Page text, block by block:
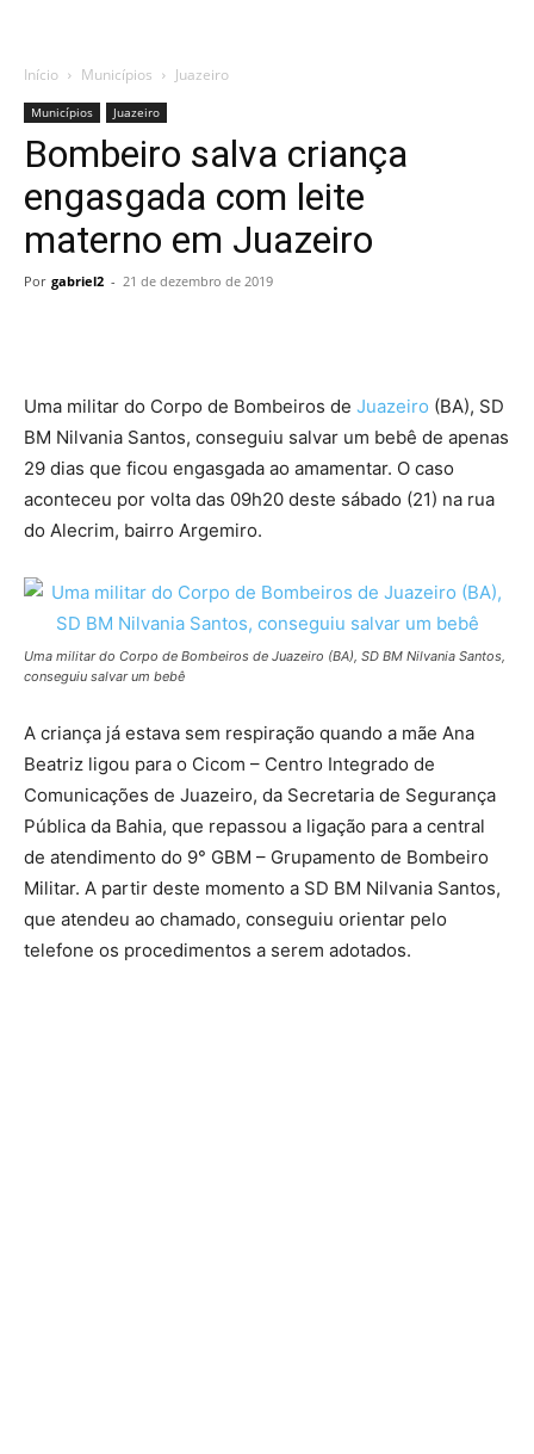
Início Municípios Juazeiro
Municípios Juazeiro
Bombeiro salva criança
engasgada com leite
materno em Juazeiro
Por gabriel2 - 21 de dezembro de 2019
Uma militar do Corpo de Bombeiros de Juazeiro (BA), SD
BM Nilvania Santos, conseguiu salvar um bebê de apenas
29 dias que ficou engasgada ao amamentar. O caso
aconteceu por volta das 09h20 deste sábado (21) na rua
do Alecrim, bairro Argemiro.
Uma militar do Corpo de Bombeiros de Juazeiro (BA), SD BM Nilvania Santos,
conseguiu salvar um bebê
A criança já estava sem respiração quando a mãe Ana
Beatriz ligou para o Cicom – Centro Integrado de
Comunicações de Juazeiro, da Secretaria de Segurança
Pública da Bahia, que repassou a ligação para a central
de atendimento do 9° GBM – Grupamento de Bombeiro
Militar. A partir deste momento a SD BM Nilvania Santos,
que atendeu ao chamado, conseguiu orientar pelo
telefone os procedimentos a serem adotados.